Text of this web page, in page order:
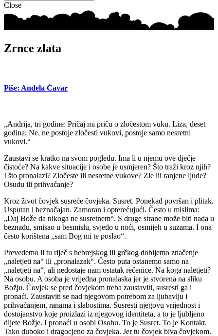
Close
Zrnce zlata
Piše: Anđela Ćavar
„Andrija, tri godine: Pričaj mi priču o zločestom vuku. Liza, deset
godina: Ne, ne postoje zločesti vukovi, postoje samo nesretni
vukovi.“
Zaustavi se kratko na svom pogledu. Ima li u njemu ove dječje
čistoće? Na kakve situacije i osobe je usmjeren? Što traži kroz njih?
I što pronalazi? Zločeste ili nesretne vukove? Zle ili ranjene ljude?
Osudu ili prihvaćanje?
Kroz život čovjek susreće čovjeka. Susret. Ponekad površan i plitak.
Usputan i beznačajan. Zamoran i opterećujući. Često u mislima:
„Daj Bože da nikoga ne susretnem“. S druge strane može biti nada u
beznađu, smisao u besmislu, svjetlo u noći, osmijeh u suzama. I ona
često korištena „sam Bog mi te poslao“.
Prevedemo li tu riječ s hebrejskog ili grčkog dobijemo značenje
„naletjeti na“ ili „pronalazak“. Često puta ostanemo samo na
„naletjeti na“, ali nedostaje nam ostatak rečenice. Na koga naletjeti?
Na osobu. A osoba je vrijedna pronalaska jer je stvorena na sliku
Božju. Čovjek se pred čovjekom treba zaustaviti, susresti ga i
pronaći. Zaustaviti se nad njegovom potrebom za ljubavlju i
prihvaćanjem, ranama i slabostima. Susresti njegovu vrijednost i
dostojanstvo koje proizlazi iz njegovog identiteta, a to je ljubljeno
dijete Božje. I pronaći u osobi Osobu. To je Susret. To je Kontakt.
Tako duboko i dragocjeno za čovjeka. Jer tu čovjek biva čovjekom.